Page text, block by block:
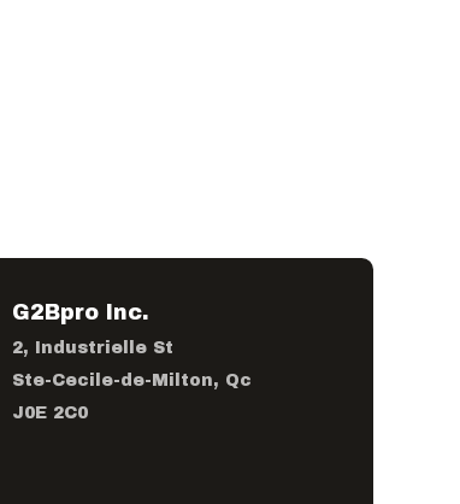
G2Bpro Inc.
2, Industrielle St
Ste-Cecile-de-Milton, Qc
J0E 2C0